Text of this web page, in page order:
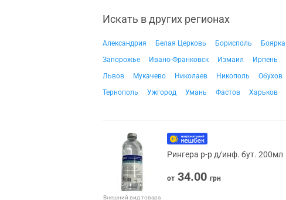
Искать в других регионах
Александрия Белая Церковь Борисполь Боярка
Запорожье
Ивано-Франковск Измаил Ирпень
Львов
Мукачево Николаев Никополь Обухов
Тернополь
Ужгород Умань Фастов Харьков
Внешний вид товара
Рингера р-р д/инф. бут. 200мл
от 34.00 грн